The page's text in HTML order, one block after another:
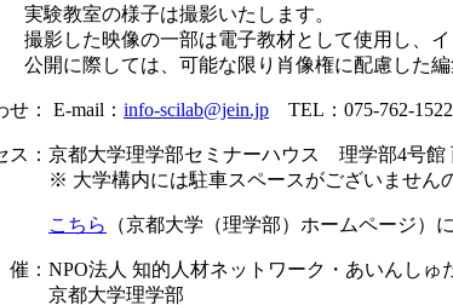
実験教室の様子は撮影いたします。
撮影した映像の一部は電子教材として使用し、
公開に際しては、可能な限り肖像権に配慮した
せ： E-mail： info-scilab@jein.jp TEL：075-762-1522
ス：京都大学理学部セミナーハウス 理学部4号館
構内には駐車スペースがございませんので
こちら （京都大学（理学部）ホームページ）
NPO法人 知的人材ネットワーク・あいんしゅ
大学理学部